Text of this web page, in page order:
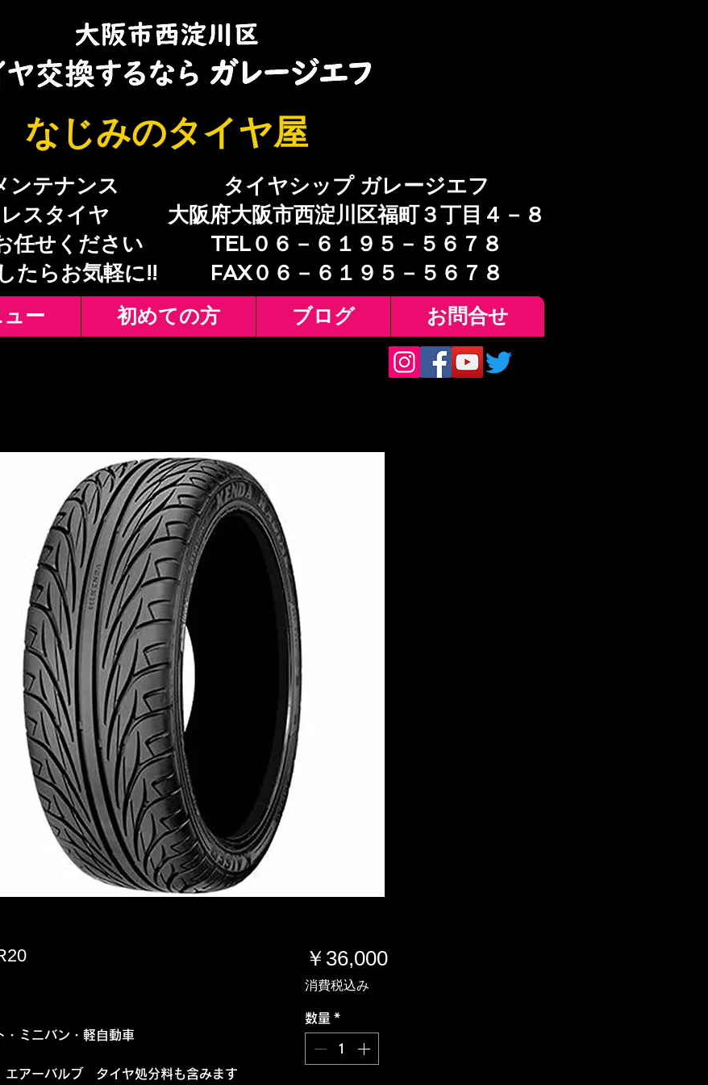
​なじみのタイヤ屋
ンテナンス
スタイヤ
任せください
たらお気軽に!!
​タイヤシップ ガレージエフ
大阪府大阪市西淀川区福町３丁目４－８
TEL０６－６１９５－５６７８
​FAX０６－６１９５－５６７８
ー 初めての方 ブログ お問合せ
ミニバン・軽自動車
アーバルブ タイヤ処分料も含みます
￥36,000価
消費税込み
数量 *